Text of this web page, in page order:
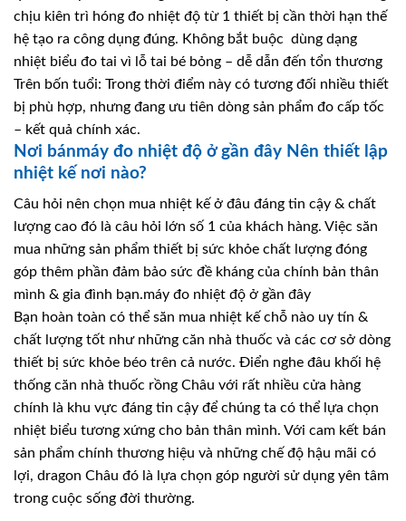
chịu kiên trì hóng đo nhiệt độ từ 1 thiết bị cần thời hạn thế
hệ tạo ra công dụng đúng. Không bắt buộc dùng dạng
nhiệt biểu đo tai vì lỗ tai bé bỏng – dễ dẫn đến tổn thương
Trên bốn tuổi: Trong thời điểm này có tương đối nhiều thiết
bị phù hợp, nhưng đang ưu tiên dòng sản phẩm đo cấp tốc
– kết quả chính xác.
Nơi bánmáy đo nhiệt độ ở gần đây Nên thiết lập
nhiệt kế nơi nào?
Câu hỏi nên chọn mua nhiệt kế ở đâu đáng tin cậy & chất
lượng cao đó là câu hỏi lớn số 1 của khách hàng. Việc săn
mua những sản phẩm thiết bị sức khỏe chất lượng đóng
góp thêm phần đảm bảo sức đề kháng của chính bản thân
mình & gia đình bạn.máy đo nhiệt độ ở gần đây
Bạn hoàn toàn có thể săn mua nhiệt kế chỗ nào uy tín &
chất lượng tốt như những căn nhà thuốc và các cơ sở dòng
thiết bị sức khỏe béo trên cả nước. Điển nghe đâu khối hệ
thống căn nhà thuốc rồng Châu với rất nhiều cửa hàng
chính là khu vực đáng tin cậy để chúng ta có thể lựa chọn
nhiệt biểu tương xứng cho bản thân mình. Với cam kết bán
sản phẩm chính thương hiệu và những chế độ hậu mãi có
lợi, dragon Châu đó là lựa chọn góp người sử dụng yên tâm
trong cuộc sống đời thường.